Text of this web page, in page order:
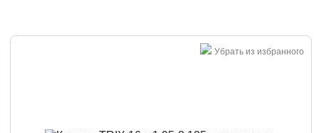
Убрать из избранного